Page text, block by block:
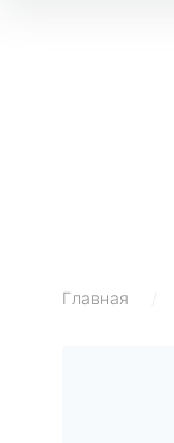
Главная